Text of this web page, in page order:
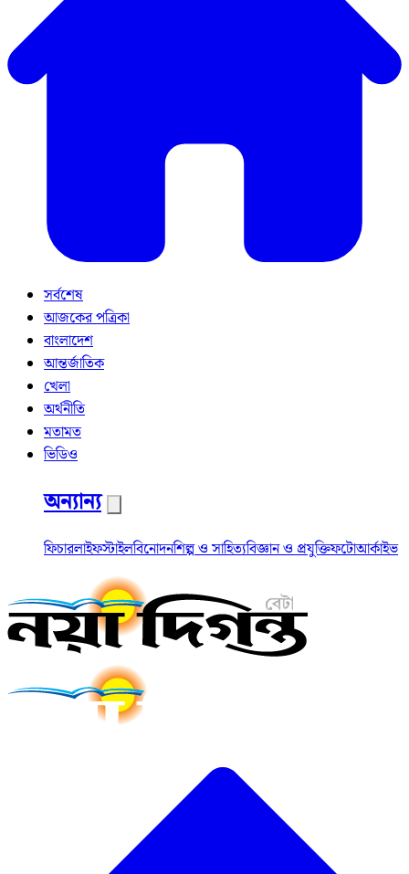
সর্বশেষ
আজকের পত্রিকা
বাংলাদেশ
আন্তর্জাতিক
খেলা
অর্থনীতি
মতামত
ভিডিও
অন্যান্য
ফিচারলাইফস্টাইলবিনোদনশিল্প ও সাহিত্যবিজ্ঞান ও প্রযুক্তিফটোআর্কাইভ